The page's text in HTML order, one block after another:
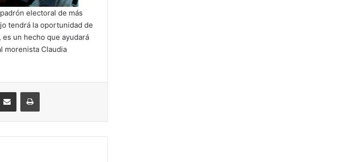
electoral de más
tendrá la oportunidad de
un hecho que ayudará
morenista Claudia
Compartir por correo electrónicoImprimir